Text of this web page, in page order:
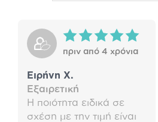
πριν από 4 χρόνια
Ειρήνη Χ.
Εξαιρετική
Η ποιότητα ειδικά σε
σχέση με την τιμή είναι